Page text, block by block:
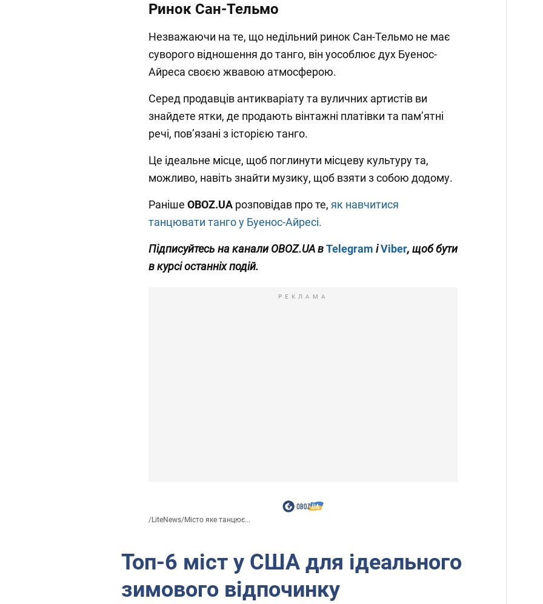
Ринок Сан-Тельмо
Незважаючи на те, що недільний ринок Сан-Тельмо не має
суворого відношення до танго, він уособлює дух Буенос-
Айреса своєю жвавою атмосферою.
Серед продавців антикваріату та вуличних артистів ви
знайдете ятки, де продають вінтажні платівки та пам’ятні
речі, пов’язані з історією танго.
Це ідеальне місце, щоб поглинути місцеву культуру та,
можливо, навіть знайти музику, щоб взяти з собою додому.
Раніше OBOZ.UA розповідав про те, як навчитися
танцювати танго у Буенос-Айресі.
Підписуйтесь на канали OBOZ.UA вTelegram іViber, щоб бути
в курсі останніх подій.
РЕКЛАМА
/LiteNews/Місто яке танцює...
Топ-6 міст у США для ідеального
зимового відпочинку